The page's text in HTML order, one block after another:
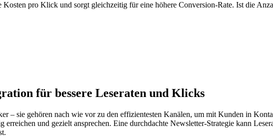
Kosten pro Klick und sorgt gleichzeitig für eine höhere Conversion-Rate. Ist die
für bessere Leseraten und Klicks
– sie gehören nach wie vor zu den effizientesten Kanälen, um mit Kunden in
und gezielt ansprechen. Eine durchdachte Newsletter-Strategie kann